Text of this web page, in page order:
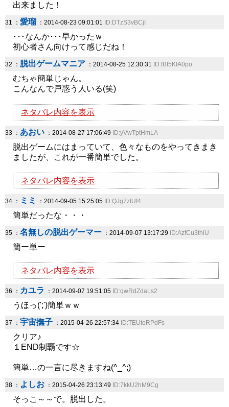
出来ました！
31 ： 愛瑠 ：2014-08-23 09:01:01 ID:DTzS3vBCjI
･･･なんか･･･早かったｗ
初心者さん向けって感じだね！
32 ： 脱出ゲームマニア ：2014-08-25 12:30:31 ID:fBI5KIA0po
むちゃ簡単じゃん。
こんなんで戸惑う人いる(笑)
ネタバレ内容を表示
33 ： あおい ：2014-08-27 17:06:49 ID:yVwTptHmLA
脱出ゲームにはまっていて、色々なものをやってきまき
ましたが、これが一番簡単でした。
ネタバレ内容を表示
34 ： ミミ ：2014-09-05 15:25:05 ID:QJg7zIUf4.
簡単だったな・・・
35 ： 名無しの脱出ゲーマー ：2014-09-07 13:17:29 ID:AzfCu3thiU
簡ー単ー
ネタバレ内容を表示
36 ： カユラ ：2014-09-07 19:51:05 ID:qwRdZdaLs2
うほっ(';')簡単ｗｗ
37 ： 宇宙撫子 ：2015-04-26 22:57:34 ID:TEUtoRPdFs
クリア♪
１END制覇です☆
簡単…の一言に尽きますね(^_^;)
38 ： よしお ：2015-04-26 23:13:49 ID:7kkU2hM9Cg
そっこ～～で。脱出した。